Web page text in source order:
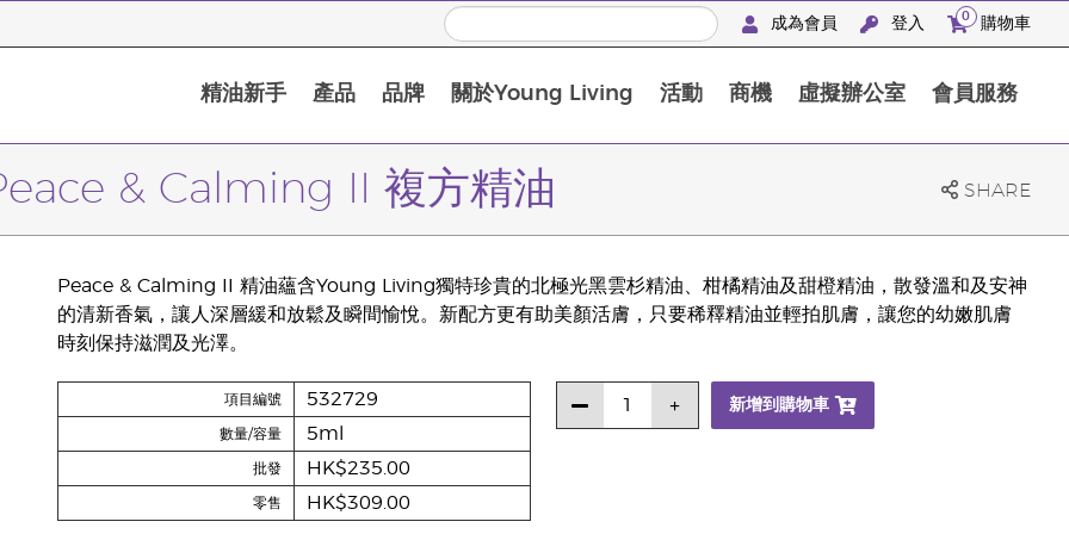
成為會員 登入 0 購物車
精油新手 產品 品牌 關於Young Living 活動 商機 虛擬辦公室 會員服務
& Calming II 複方精油 SHARE
Peace & Calming II 精油蘊含Young Living獨特珍貴的北極光黑雲杉精油、柑橘精油及甜橙精油，散發溫和及安神
的清新香氣，讓人深層緩和放鬆及瞬間愉悅。新配方更有助美顏活膚，只要稀釋精油並輕拍肌膚，讓您的幼嫩肌膚
時刻保持滋潤及光澤。
項目編號 532729
數量/容量 5ml
批發 HK$235.00
零售 HK$309.00
新增到購物車